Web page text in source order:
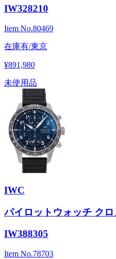
IW328210
Item No.80469
在庫有/東京
¥891,980
未使用品
IWC
パイロットウォッチ ク
IW388305
Item No.78703